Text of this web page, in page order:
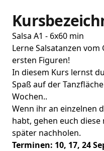
Salsa A1 - 6x60 min
Lerne Salsatanzen
ersten Figuren!
In diesem Kurs lernst
Spaß auf der
Wochen..
Wenn ihr an einzelnen
habt, gehen euch
später nachholen.
Terminen: 10, 17, 24